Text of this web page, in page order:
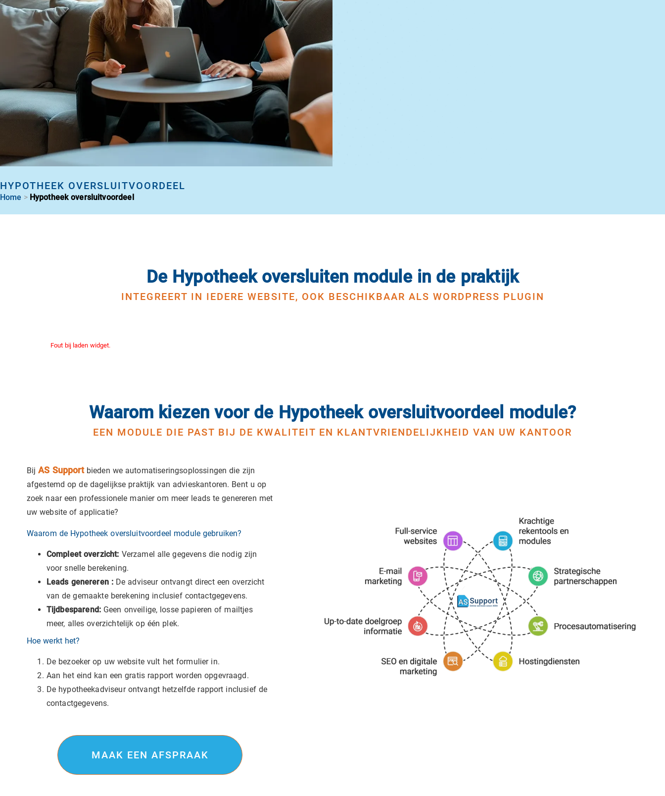
HYPOTHEEK OVERSLUITVOORDEEL
Home > Hypotheek oversluitvoordeel
De Hypotheek oversluiten module in de praktijk
INTEGREERT IN IEDERE WEBSITE, OOK BESCHIKBAAR ALS WORDPRESS PLUGIN
Fout bij laden widget.
Waarom kiezen voor de Hypotheek oversluitvoordeel module?
EEN MODULE DIE PAST BIJ DE KWALITEIT EN KLANTVRIENDELIJKHEID VAN UW KANTOOR
BijAS Supportbieden we automatiseringsoplossingen die zijn
afgestemd op de dagelijkse praktijk van advieskantoren. Bent u op
zoek naar een professionele manier om meer leads te genereren met
uw website of applicatie?
Waarom de Hypotheek oversluitvoordeel module gebruiken?
Compleet overzicht: Verzamel alle gegevens die nodig zijn
voor snelle berekening.
Leads genereren : De adviseur ontvangt direct een overzicht
van de gemaakte berekening inclusief contactgegevens.
Tijdbesparend: Geen onveilige, losse papieren of mailtjes
meer, alles overzichtelijk op één plek.
Hoe werkt het?
De bezoeker op uw website vult het formulier in.
Aan het eind kan een gratis rapport worden opgevraagd.
De hypotheekadviseur ontvangt hetzelfde rapport inclusief de
contactgegevens.
MAAK EEN AFSPRAAK